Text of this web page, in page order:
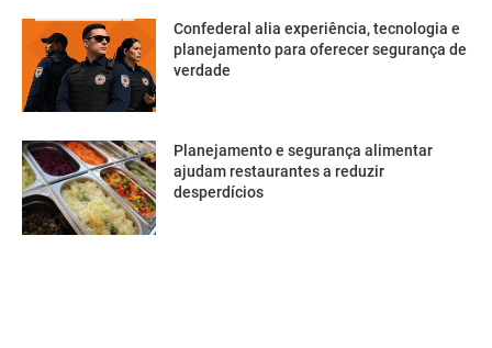
Confederal alia experiência, tecnologia e
planejamento para oferecer segurança de
verdade
Planejamento e segurança alimentar
ajudam restaurantes a reduzir
desperdícios